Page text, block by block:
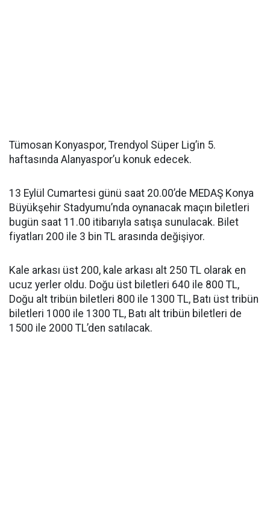
Tümosan Konyaspor, Trendyol Süper Lig’in 5.
haftasında Alanyaspor’u konuk edecek.
13 Eylül Cumartesi günü saat 20.00’de MEDAŞ Konya
Büyükşehir Stadyumu’nda oynanacak maçın biletleri
bugün saat 11.00 itibarıyla satışa sunulacak. Bilet
fiyatları 200 ile 3 bin TL arasında değişiyor.
Kale arkası üst 200, kale arkası alt 250 TL olarak en
ucuz yerler oldu. Doğu üst biletleri 640 ile 800 TL,
Doğu alt tribün biletleri 800 ile 1300 TL, Batı üst tribün
biletleri 1000 ile 1300 TL, Batı alt tribün biletleri de
1500 ile 2000 TL’den satılacak.